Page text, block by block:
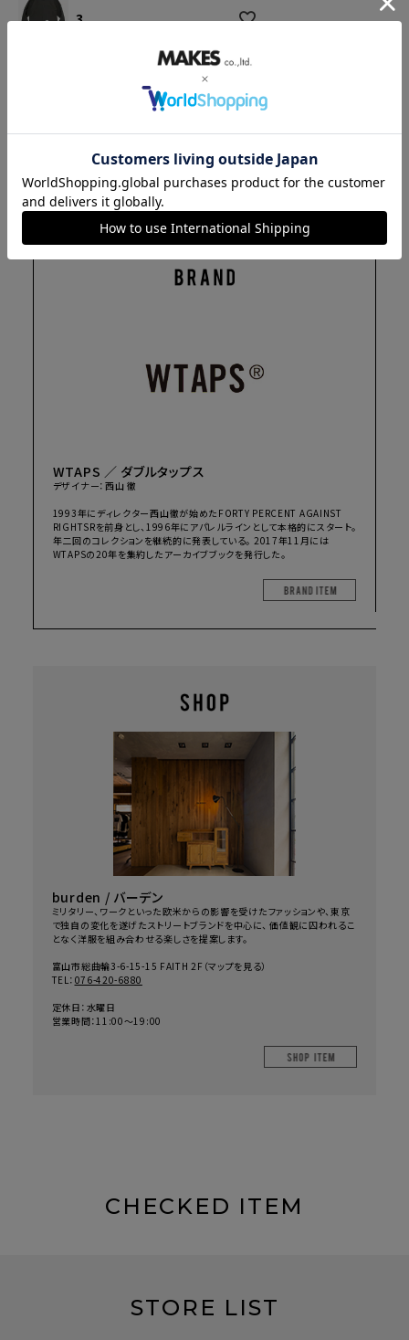
3
返品特約について
商品についてのお問い合わせ
WTAPS ／ ダブルタップス
デザイナー：西山 徹
1993年にディレクター西山徹が始めたFORTY PERCENT AGAINST
RIGHTSRを前身とし、1996年にアパレルラインとして本格的にスタート。
年二回のコレクションを継続的に発表している。 2017年11月には
WTAPSの20年を集約したアーカイブブックを発行した。
burden / バーデン
ミリタリー、ワークといった欧米からの影響を受けたファッションや、東京
で独自の変化を遂げたストリートブランドを中心に、 価値観に囚われるこ
となく洋服を組み合わせる楽しさを提案します。
富山市総曲輪3-6-15-15 FAITH 2F（マップを見る）
TEL： 076-420-6880
定休日：水曜日
営業時間：11:00～19:00
CHECKED ITEM
STORE LIST